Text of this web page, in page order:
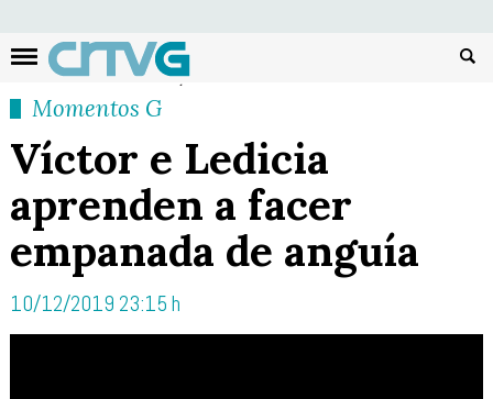
Momentos G
Víctor e Ledicia
aprenden a facer
empanada de anguía
10/12/2019 23:15 h